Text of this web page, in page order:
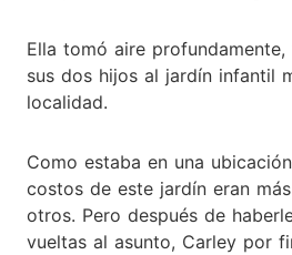
Ella tomó aire
sus dos hijos al jardín infantil
localidad.
Como estaba en una
costos de este jardín eran
otros. Pero después de
vueltas al asunto, Carley por